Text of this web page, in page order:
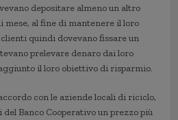
depositare almeno un altro
al fine di mantenere il loro
quindi dovevano fissare un
prelevare denaro dai loro
il loro obiettivo di risparmio.
con le aziende locali di riciclo,
Banco Cooperativo un prezzo più